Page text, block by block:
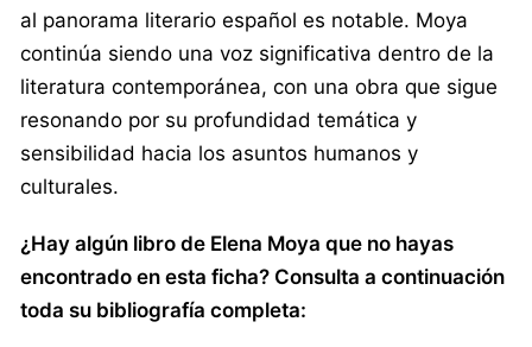
al panorama literario español es notable. Moya
continúa siendo una voz significativa dentro de la
literatura contemporánea, con una obra que sigue
resonando por su profundidad temática y
sensibilidad hacia los asuntos humanos y
culturales.
¿Hay algún libro de Elena Moya que no hayas
encontrado en esta ficha? Consulta a continuación
toda su bibliografía completa: